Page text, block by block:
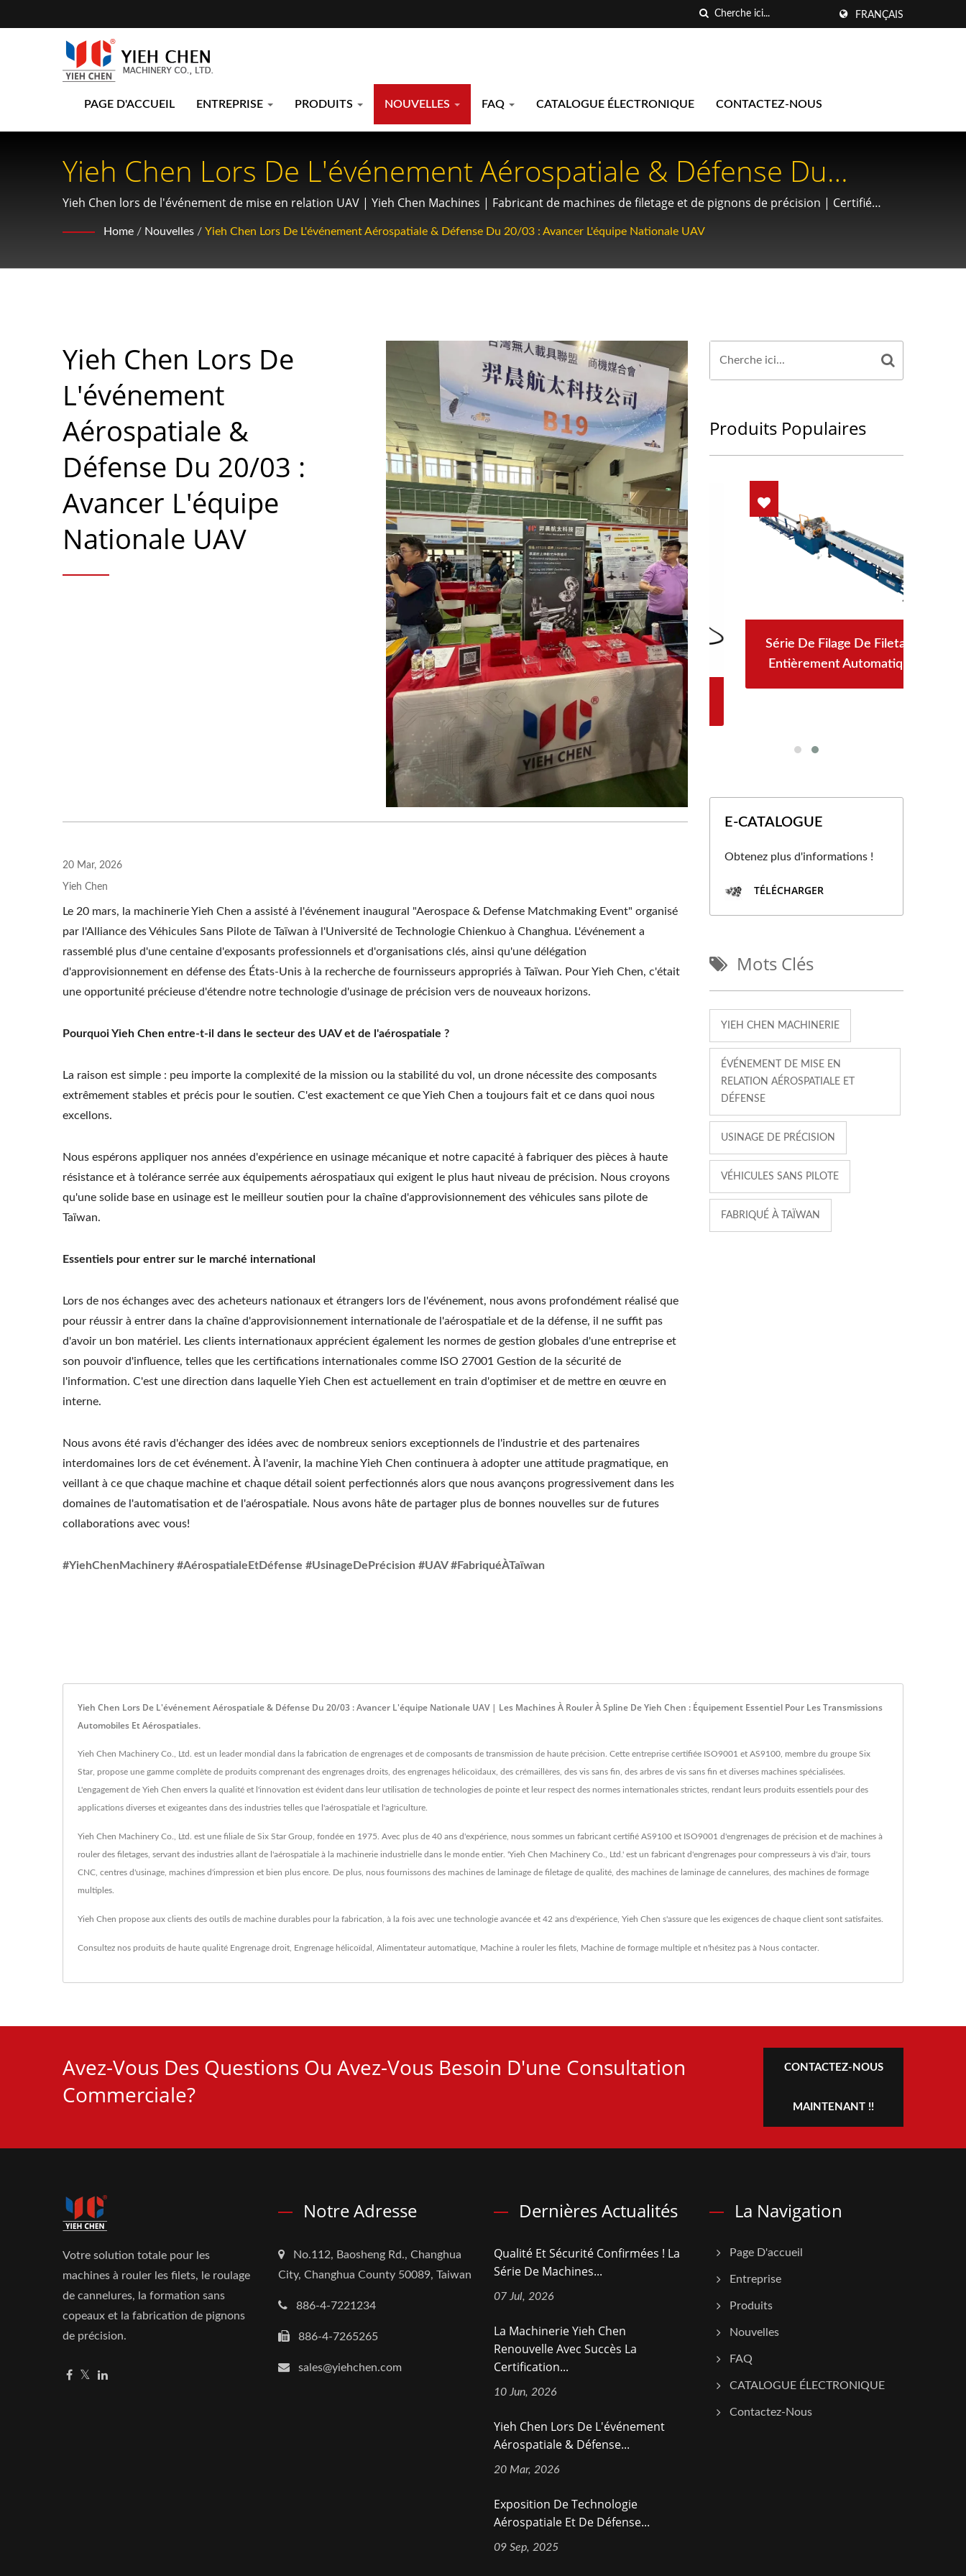
FRANÇAIS
PAGE D'ACCUEIL ENTREPRISE PRODUITS NOUVELLES FAQ CATALOGUE ÉLECTRONIQUE CONTACTEZ-NOUS
Yieh Chen Lors De L'événement Aérospatiale & Défense Du
20/03 : Avancer L'équipe Nationale UAV | Les Machines À Rouler
Les Cannelures De Yieh Chen : Équipement Essentiel Pour Les
Transmissions Automobiles Et Aérospatiales
Yieh Chen lors de l'événement de mise en relation UAV | Yieh Chen Machines | Fabricant de machines de filetage et de pignons de précision | Certifié
Home / Nouvelles / Yieh Chen Lors De L'événement Aérospatiale & Défense Du 20/03 : Avancer L'équipe Nationale UAV
Yieh Chen Lors De
L'événement
Aérospatiale &
Défense Du 20/03 :
Avancer L'équipe
Nationale UAV
20 Mar, 2026
Yieh Chen
Le 20 mars, la machinerie Yieh Chen a assisté à l'événement inaugural "Aerospace & Defense Matchmaking Event" organisé
par l'Alliance des Véhicules Sans Pilote de Taïwan à l'Université de Technologie Chienkuo à Changhua. L'événement a
rassemblé plus d'une centaine d'exposants professionnels et d'organisations clés, ainsi qu'une délégation
d'approvisionnement en défense des États-Unis à la recherche de fournisseurs appropriés à Taïwan. Pour Yieh Chen, c'était
une opportunité précieuse d'étendre notre technologie d'usinage de précision vers de nouveaux horizons.
Pourquoi Yieh Chen entre-t-il dans le secteur des UAV et de l'aérospatiale ?
La raison est simple : peu importe la complexité de la mission ou la stabilité du vol, un drone nécessite des composants
extrêmement stables et précis pour le soutien. C'est exactement ce que Yieh Chen a toujours fait et ce dans quoi nous
excellons.
Nous espérons appliquer nos années d'expérience en usinage mécanique et notre capacité à fabriquer des pièces à haute
résistance et à tolérance serrée aux équipements aérospatiaux qui exigent le plus haut niveau de précision. Nous croyons
qu'une solide base en usinage est le meilleur soutien pour la chaîne d'approvisionnement des véhicules sans pilote de
Taïwan.
Essentiels pour entrer sur le marché international
Lors de nos échanges avec des acheteurs nationaux et étrangers lors de l'événement, nous avons profondément réalisé que
pour réussir à entrer dans la chaîne d'approvisionnement internationale de l'aérospatiale et de la défense, il ne suffit pas
d'avoir un bon matériel. Les clients internationaux apprécient également les normes de gestion globales d'une entreprise et
son pouvoir d'influence, telles que les certifications internationales comme ISO 27001 Gestion de la sécurité de
l'information. C'est une direction dans laquelle Yieh Chen est actuellement en train d'optimiser et de mettre en œuvre en
interne.
Nous avons été ravis d'échanger des idées avec de nombreux seniors exceptionnels de l'industrie et des partenaires
interdomaines lors de cet événement. À l'avenir, la machine Yieh Chen continuera à adopter une attitude pragmatique, en
veillant à ce que chaque machine et chaque détail soient perfectionnés alors que nous avançons progressivement dans les
domaines de l'automatisation et de l'aérospatiale. Nous avons hâte de partager plus de bonnes nouvelles sur de futures
collaborations avec vous!
#YiehChenMachinery #AérospatialeEtDéfense #UsinageDePrécision #UAV #FabriquéÀTaïwan
Produits Populaires
Série De Filage De Filetage
Entièrement Automatique
Numérisation YC-1200
Série De Filage De Filetage
Entièrement Automatique
E-CATALOGUE
Obtenez plus d'informations !
TÉLÉCHARGER
Mots Clés
YIEH CHEN MACHINERIE
ÉVÉNEMENT DE MISE EN
RELATION AÉROSPATIALE ET
DÉFENSE
USINAGE DE PRÉCISION
VÉHICULES SANS PILOTE
FABRIQUÉ À TAÏWAN
Yieh Chen Lors De L'événement Aérospatiale & Défense Du 20/03 : Avancer L'équipe Nationale UAV | Les Machines À Rouler À Spline De Yieh Chen : Équipement Essentiel Pour Les Transmissions
Automobiles Et Aérospatiales.
Yieh Chen Machinery Co., Ltd. est un leader mondial dans la fabrication de engrenages et de composants de transmission de haute précision. Cette entreprise certifiée ISO9001 et AS9100, membre du groupe Six
Star, propose une gamme complète de produits comprenant des engrenages droits, des engrenages hélicoïdaux, des crémaillères, des vis sans fin, des arbres de vis sans fin et diverses machines spécialisées.
L'engagement de Yieh Chen envers la qualité et l'innovation est évident dans leur utilisation de technologies de pointe et leur respect des normes internationales strictes, rendant leurs produits essentiels pour des
applications diverses et exigeantes dans des industries telles que l'aérospatiale et l'agriculture.
Yieh Chen Machinery Co., Ltd. est une filiale de Six Star Group, fondée en 1975. Avec plus de 40 ans d'expérience, nous sommes un fabricant certifié AS9100 et ISO9001 d'engrenages de précision et de machines à
rouler des filetages, servant des industries allant de l'aérospatiale à la machinerie industrielle dans le monde entier. 'Yieh Chen Machinery Co., Ltd.' est un fabricant d'engrenages pour compresseurs à vis d'air, tours
CNC, centres d'usinage, machines d'impression et bien plus encore. De plus, nous fournissons des machines de laminage de filetage de qualité, des machines de laminage de cannelures, des machines de formage
multiples.
Yieh Chen propose aux clients des outils de machine durables pour la fabrication, à la fois avec une technologie avancée et 42 ans d'expérience, Yieh Chen s'assure que les exigences de chaque client sont satisfaites.
Consultez nos produits de haute qualité Engrenage droit Engrenage hélicoïdal Alimentateur automatique Machine à rouler les filets Machine de formage multiple et n'hésitez pas à Nous contacter.
Avez-Vous Des Questions Ou Avez-Vous Besoin D'une Consultation
Commerciale?
CONTACTEZ-NOUS
MAINTENANT !!
Votre solution totale pour les
machines à rouler les filets, le roulage
de cannelures, la formation sans
copeaux et la fabrication de pignons
de précision.
Notre Adresse
No.112, Baosheng Rd., Changhua
City, Changhua County 50089, Taiwan
886-4-7221234
886-4-7265265
sales@yiehchen.com
Dernières Actualités
Qualité Et Sécurité Confirmées ! La
Série De Machines...
07 Jul, 2026
La Machinerie Yieh Chen
Renouvelle Avec Succès La
Certification...
10 Jun, 2026
Yieh Chen Lors De L'événement
Aérospatiale & Défense...
20 Mar, 2026
Exposition De Technologie
Aérospatiale Et De Défense...
09 Sep, 2025
La Navigation
Page D'accueil
Entreprise
Produits
Nouvelles
FAQ
CATALOGUE ÉLECTRONIQUE
Contactez-Nous